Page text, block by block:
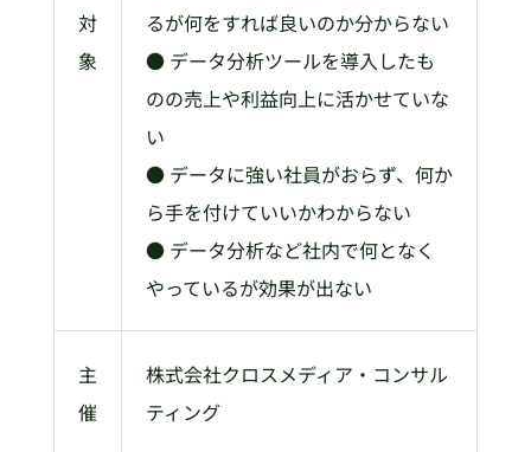
対
象
るが何をすれば良いのか分からない
● データ分析ツールを導入したも
のの売上や利益向上に活かせていな
い
● データに強い社員がおらず、何か
ら手を付けていいかわからない
● データ分析など社内で何となく
やっているが効果が出ない
主
催
株式会社クロスメディア・コンサル
ティング